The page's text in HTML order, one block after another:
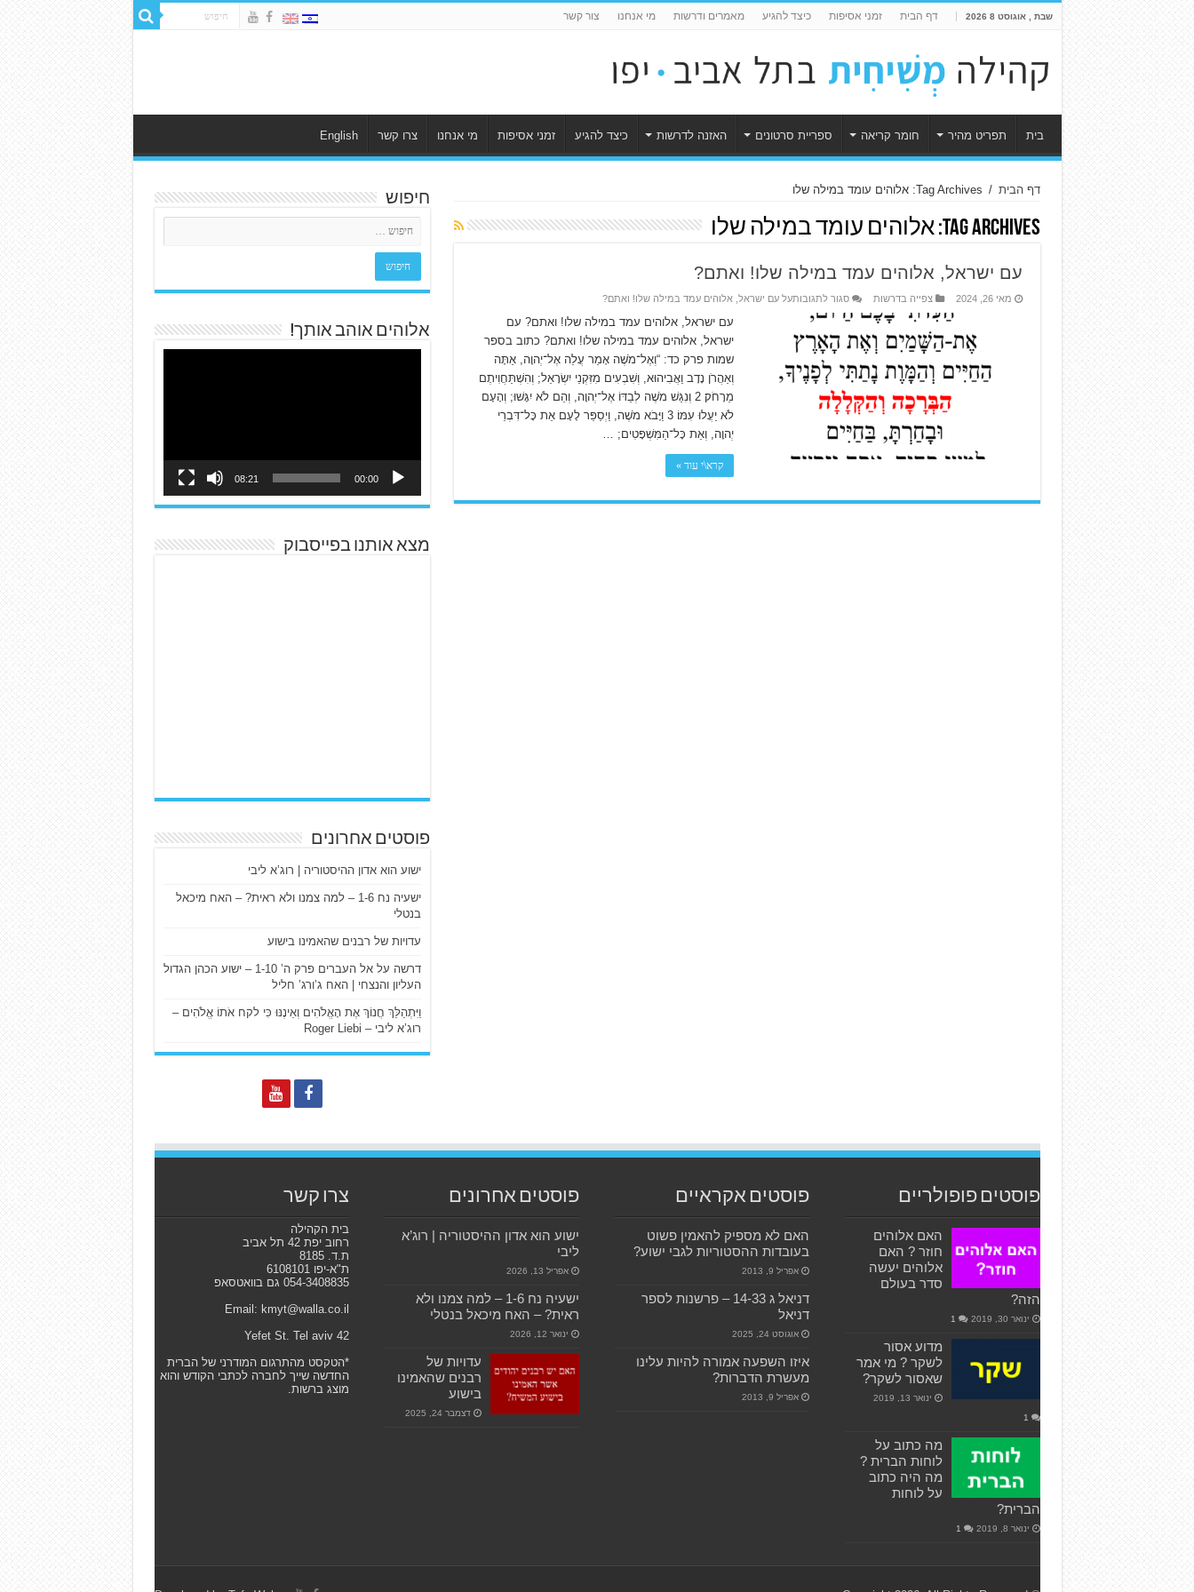
שבת , אוגוסט 8 2026 דף הבית זמני אסיפות כיצד להגיע מאמרים ודרשות מי אנחנו צור קשר
בית תפריט מהיר חומר קריאה ספריית סרטונים האזנה לדרשות כיצד להגיע זמני אסיפות מי אנחנו צרו קשר English
דף הבית / Tag Archives: אלוהים עומד במילה שלו
Tag Archives: אלוהים עומד במילה שלו
עם ישראל, אלוהים עמד במילה שלו! ואתם?
מאי 26, 2024 צפייה בדרשות סגור לתגובותעל עם ישראל, אלוהים עמד במילה שלו! ואתם?
עם ישראל, אלוהים עמד במילה שלו! ואתם? עם
ישראל, אלוהים עמד במילה שלו! ואתם? כתוב בספר
שמות פרק כד: “וְאֶל־מֹשֶׁה אָמַר עֲלֵה אֶל־יְהוָה, אַתָּה
וְאַהֲרֹן נָדָב וַאֲבִיהוּא, וְשִׁבְעִים מִזִּקְנֵי יִשְׂרָאֵל; וְהִשְׁתַּחֲוִיתֶם
מֵרָחֹק׃ 2 וְנִגַּשׁ מֹשֶׁה לְבַדּוֹ אֶל־יְהוָה, וְהֵם לֹא יִגָּשׁוּ; וְהָעָם
לֹא יַעֲלוּ עִמּוֹ׃ 3 וַיָּבֹא מֹשֶׁה, וַיְסַפֵּר לָעָם אֵת כָּל־דִּבְרֵי
יְהוָה, וְאֵת כָּל־הַמִּשְׁפָּטִים; …
קרא\י עוד »
חיפוש
אלוהים אוהב אותך!
00:00
08:21
מצא אותנו בפייסבוק
פוסטים אחרונים
ישוע הוא אדון ההיסטוריה | רוג’א ליבי
ישעיה נח 1-6 – למה צמנו ולא ראית? – האח מיכאל
בנטלי
עדויות של רבנים שהאמינו בישוע
דרשה על אל העברים פרק ה’ 1-10 – ישוע הכהן הגדול
העליון והנצחי | האח ג’ורג’ חליל
וַיִּתְהַלֵּךְ חֲנוֹךְ אֶת הָאֱלֹהִים וְאֵינֶנּוּ כִּי לקח אֹתוֹ אֱלֹהִים –
רוג’א ליבי – Roger Liebi
פוסטים פופולריים
האם אלוהים
חוזר ? האם
אלוהים יעשה
סדר בעולם
הזה?
ינואר 30, 2019 1
מדוע אסור
לשקר ? מי אמר
שאסור לשקר?
ינואר 13, 2019
1
מה כתוב על
לוחות הברית ?
מה היה כתוב
על לוחות
הברית?
ינואר 8, 2019 1
פוסטים אקראיים
האם לא מספיק להאמין פשוט
בעובדות ההסטוריות לגבי ישוע?
אפריל 9, 2013
דניאל ג 14-33 – פרשנות לספר
דניאל
אוגוסט 24, 2025
איזו השפעה אמורה להיות עלינו
מעשרת הדברות?
אפריל 9, 2013
פוסטים אחרונים
ישוע הוא אדון ההיסטוריה | רוג’א
ליבי
אפריל 13, 2026
ישעיה נח 1-6 – למה צמנו ולא
ראית? – האח מיכאל בנטלי
ינואר 12, 2026
עדויות של
רבנים שהאמינו
בישוע
דצמבר 24, 2025
צרו קשר
בית הקהילה
רחוב יפת 42 תל אביב
ת.ד. 8185
ת"א-יפו 6108101
054-3408835 גם בוואטסאפ
Email: kmyt@walla.co.il
42 Yefet St. Tel aviv
*הטקסט מהתרגום המודרני של הברית
החדשה שייך לחברה לכתבי הקודש והוא
מוצג ברשות.